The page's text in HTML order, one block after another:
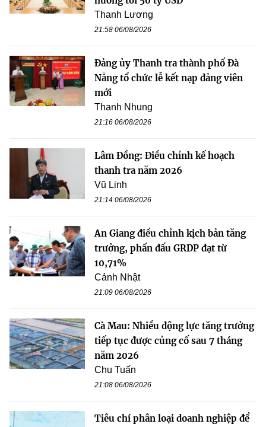
Thanh Lương
21:58 06/08/2026
Đảng ủy Thanh tra thành phố Đà
Nẵng tổ chức lễ kết nạp đảng viên
mới
Thanh Nhung
21:16 06/08/2026
Lâm Đồng: Điều chỉnh kế hoạch
thanh tra năm 2026
Vũ Linh
21:14 06/08/2026
An Giang điều chỉnh kịch bản tăng
trưởng, phấn đấu GRDP đạt từ
10,71%
Cảnh Nhật
21:09 06/08/2026
Cà Mau: Nhiều động lực tăng trưởng
tiếp tục được củng cố sau 7 tháng
năm 2026
Chu Tuấn
21:08 06/08/2026
Tiêu chí phân loại doanh nghiệp để